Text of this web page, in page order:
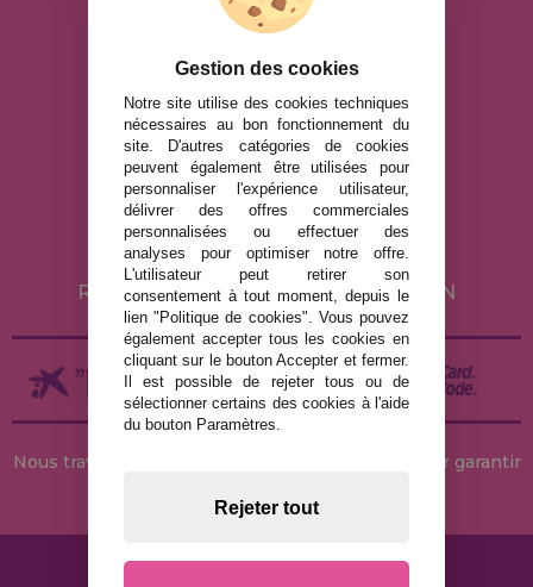
bien d'autres.
info@maisondespuzzles.fr
MENTIONS LÉGALES
POLITIQUE DE CONFIDENTIALITÉ
POLITIQUE DE COOKIES
LIVRAISON ET RETOUR
RETOURS / DROIT DE RÉTRACTATION
Nous travaillons avec des stocks permanents pour garantir
Gestion des cookies
Notre site utilise des cookies techniques
nécessaires au bon fonctionnement du
site. D'autres catégories de cookies
peuvent également être utilisées pour
personnaliser l'expérience utilisateur,
délivrer des offres commerciales
personnalisées ou effectuer des
analyses pour optimiser notre offre.
L'utilisateur peut retirer son
consentement à tout moment, depuis le
lien "Politique de cookies". Vous pouvez
également accepter tous les cookies en
cliquant sur le bouton Accepter et fermer.
Il est possible de rejeter tous ou de
sélectionner certains des cookies à l'aide
du bouton Paramètres.
Rejeter tout